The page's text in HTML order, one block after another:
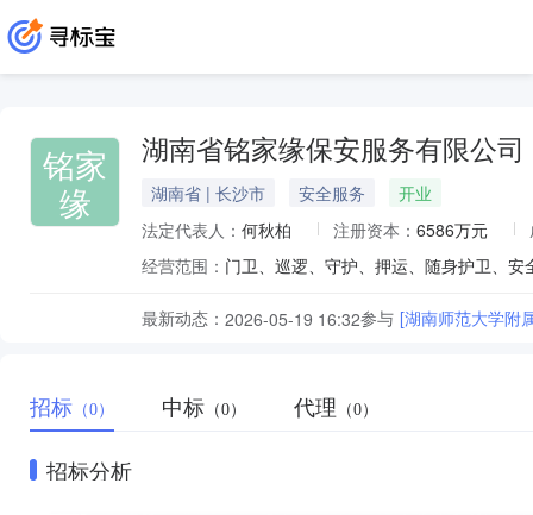
铭家
缘
湖南省铭家缘保安服务有限公司
湖南省 | 长沙市 安全服务
开业
法定代表人： 何秋柏 注册资本： 6586万元
经营范围：
最新动态： 2026-05-19 16:32参与 [湖南师范大学附
招标 （0） 中标 （0） 代理 （0）
招标分析